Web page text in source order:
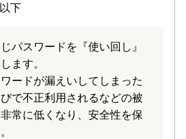
下
パスワードを『使い回し』
ます。
ードが漏えいしてしまった
で不正利用されるなどの被
常に低くなり、安全性を保